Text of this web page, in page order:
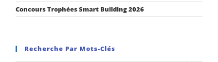
Concours Trophées Smart Building 2026
Recherche Par Mots-Clés